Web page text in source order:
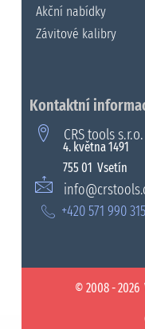
Akční nabídky
Závitové kalibry
Kontaktní
CRS tools s.r.o.
4. května 1491
755 01 Vsetín
+420 571 990 315
© 2008 - 2026